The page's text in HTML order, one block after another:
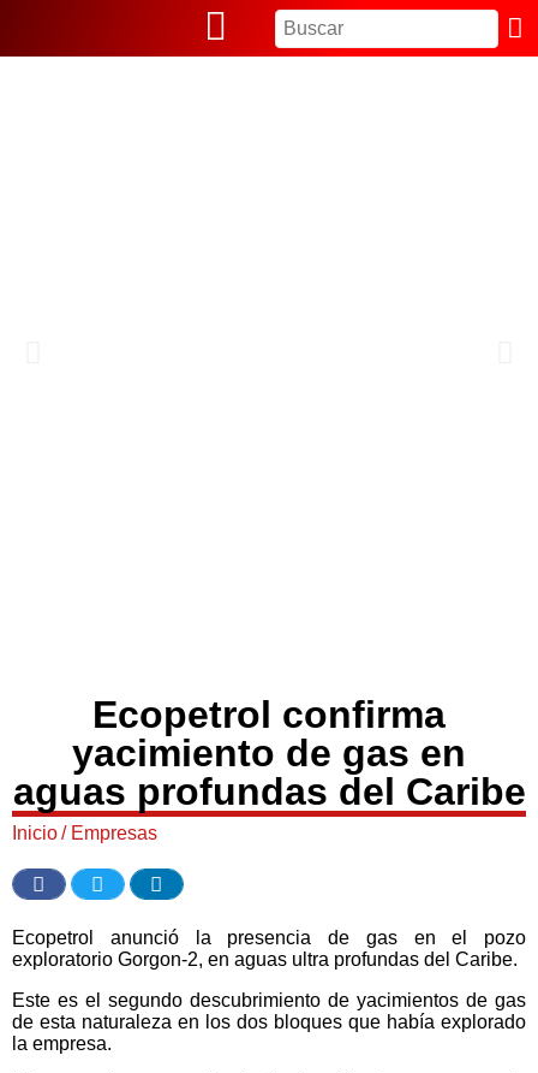
Ecopetrol confirma
yacimiento de gas en
aguas profundas del Caribe
Inicio/ Empresas
Ecopetrol anunció la presencia de gas en el pozo
exploratorio Gorgon-2, en aguas ultra profundas del Caribe.
Este es el segundo descubrimiento de yacimientos de gas
de esta naturaleza en los dos bloques que había explorado
la empresa.